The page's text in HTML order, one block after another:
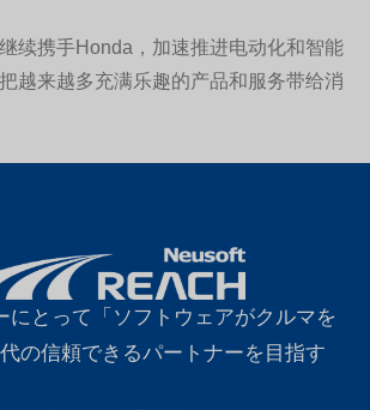
续携手Honda，加速推进电动化和智能
越来越多充满乐趣的产品和服务带给消
にとって「ソフトウェアがクルマを
の信頼できるパートナーを目指す